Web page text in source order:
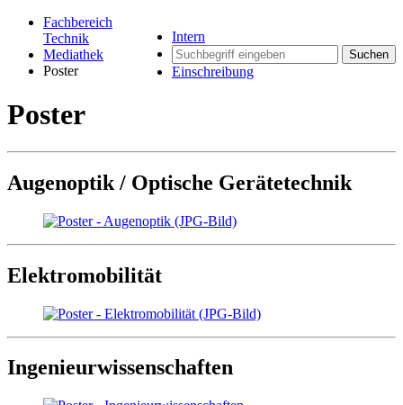
Intern
Suchen
Einschreibung
Fachbereich
Technik
Mediathek
Poster
Poster
Augenoptik / Optische Gerätetechnik
Elektromobilität
Ingenieurwissenschaften